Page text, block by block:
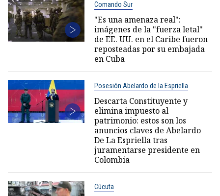
Comando Sur
"Es una amenaza real":
imágenes de la "fuerza letal"
de EE. UU. en el Caribe fueron
reposteadas por su embajada
en Cuba
Posesión Abelardo de la Espriella
Descarta Constituyente y
elimina impuesto al
patrimonio: estos son los
anuncios claves de Abelardo
De La Espriella tras
juramentarse presidente en
Colombia
Cúcuta